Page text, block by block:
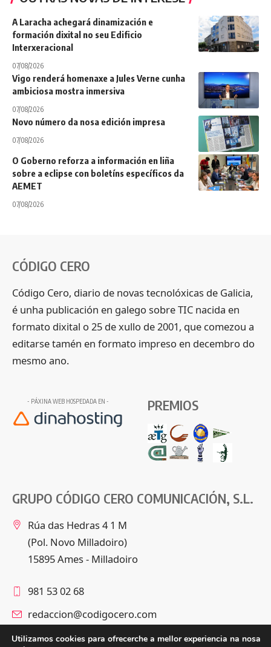
A Laracha achegará dinamización e
formación dixital no seu Edificio
Interxeracional
07/08/2026
Vigo renderá homenaxe a Jules Verne cunha
ambiciosa mostra inmersiva
07/08/2026
Novo número da nosa edición impresa
07/08/2026
O Goberno reforza a información en liña
sobre a eclipse con boletíns específicos da
AEMET
07/08/2026
CÓDIGO CERO
Código Cero, diario de novas tecnolóxicas de Galicia,
é unha publicación en galego sobre TIC nacida en
formato dixital o 25 de xullo de 2001, que comezou a
editarse tamén en formato impreso en decembro do
mesmo ano.
- PÁXINA WEB HOSPEDADA EN - PREMIOS
GRUPO CÓDIGO CERO COMUNICACIÓN, S.L.
Rúa das Hedras 4 1 M
(Pol. Novo Milladoiro)
15895 Ames - Milladoiro
981 53 02 68
redaccion@codigocero.com
Utilizamos cookies para ofrecerche a mellor experiencia na nosa